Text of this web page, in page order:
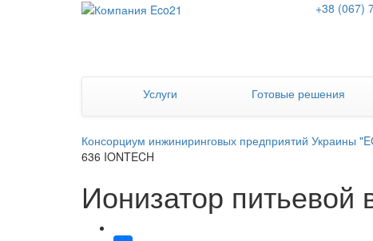
+38 (067)
Услуги Готовые решения
Консорциум инжиниринговых предприятий Украины
636 IONTECH
Ионизатор